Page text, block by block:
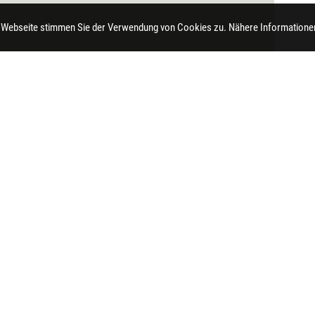
stimmen Sie der Verwendung von Cookies zu. Nähere